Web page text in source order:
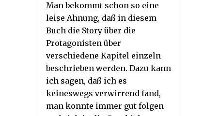
Man bekommt schon so eine
leise Ahnung, daß in diesem
Buch die Story über die
Protagonisten über
verschiedene Kapitel einzeln
beschrieben werden. Dazu kann
ich sagen, daß ich es
keineswegs verwirrend fand,
man konnte immer gut folgen